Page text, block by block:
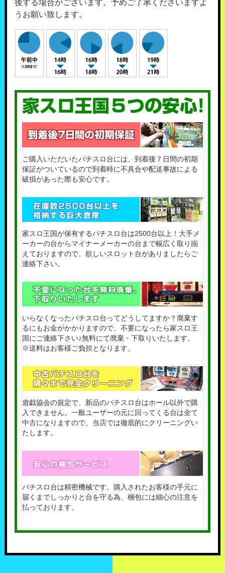
後する場合がございます。予めご了承くださいますよ
うお願い致します。
ご購入いただいたパチスロ台には、到着後７日間の初期
保証がついているので到着時に不具合や配送事故による
破損があった際も安心です。
家スロ王国が保有するパチスロ台は2500台以上！大手メ
ーカーの台からマイナーメーカーの台まで幅広く取り揃
えておりますので、欲しいスロット台がありましたらご
連絡下さい。
いらなくなったパチスロ台ってどうしてますか？廃棄す
るにもお金がかかりますので、不要になったら家スロ王
国にご連絡下さい♪無料にて廃棄・下取りいたします。
※送料はお客様ご負担となります。
遊戯協会の規定で、新品のパチスロ台はホール以外で購
入できません。一般ユーザーの元に回ってくる台は全て
中古になりますので、当店では徹底的にクリーニングい
たします。
パチスロ台は精密機械です。購入されたお客様の手元に
届くまでしっかりと台を守る為、梱包には細心の注意を
払っております。